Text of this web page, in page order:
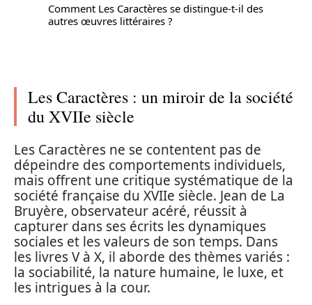
Comment Les Caractères se distingue-t-il des
autres œuvres littéraires ?
Les Caractères : un miroir de la société
du XVIIe siècle
Les Caractères ne se contentent pas de
dépeindre des comportements individuels,
mais offrent une critique systématique de la
société française du XVIIe siècle. Jean de La
Bruyère, observateur acéré, réussit à
capturer dans ses écrits les dynamiques
sociales et les valeurs de son temps. Dans
les livres V à X, il aborde des thèmes variés :
la sociabilité, la nature humaine, le luxe, et
les intrigues à la cour.